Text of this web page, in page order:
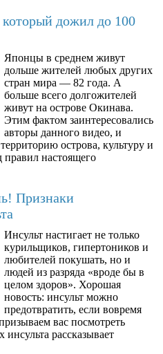
дожил до 100
Японцы в среднем живут
дольше жителей любых других
стран мира — 82 года. А
больше всего долгожителей
живут на острове Окинава.
Этим фактом заинтересовались
авторы данного видео, и
острова, культуру и
правил настоящего
Признаки
Инсульт настигает не только
курильщиков, гипертоников и
любителей покушать, но и
людей из разряда «вроде бы в
целом здоров». Хорошая
новость: инсульт можно
предотвратить, если вовремя
вас посмотреть
рассказывает